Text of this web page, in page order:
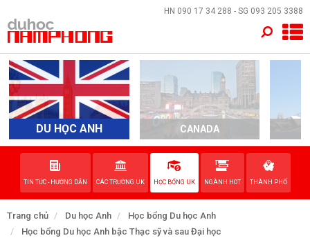
HN 090 17 34 288 - SG 093 205 3388
DU HỌC ANH CANADA
TIN TỨC - HƯỚNG DẪN CÁC TRƯỜNG UK HỌC BỔNG UK NGÀNH HOT THÀNH PHỐ
Trang chủ Du học Anh
Học bổng Du học Anh
Học bổng Du học Anh bậc Thạc sỹ và sau Đại học
×
TRANG CHỦ
QUỐC GIA
EVENTS
DỊCH VỤ
VỀ NAM PHONG
LIÊN HỆ